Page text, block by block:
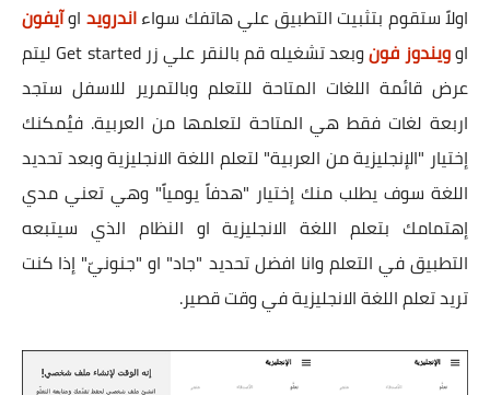
اولاً ستقوم بتثبيت التطبيق علي هاتفك سواءاندرويد اوآيفون
اوويندوز فون
وبعد تشغيله قم بالنقر علي زر Get started ليتم
عرض قائمة اللغات المتاحة للتعلم وبالتمرير للاسفل ستجد
اربعة لغات فقط هي المتاحة لتعلمها من العربية. فيُمكنك
إختيار "الإنجليزية من العربية" لتعلم اللغة الانجليزية وبعد تحديد
اللغة سوف يطلب منك إختيار "هدفاً يومياً" وهي تعني مدي
إهتمامك بتعلم اللغة الانجليزية او النظام الذي سيتبعه
التطبيق في التعلم وانا افضل تحديد "جاد" او "جنونيّ" إذا كنت
تريد تعلم اللغة الانجليزية في وقت قصير.